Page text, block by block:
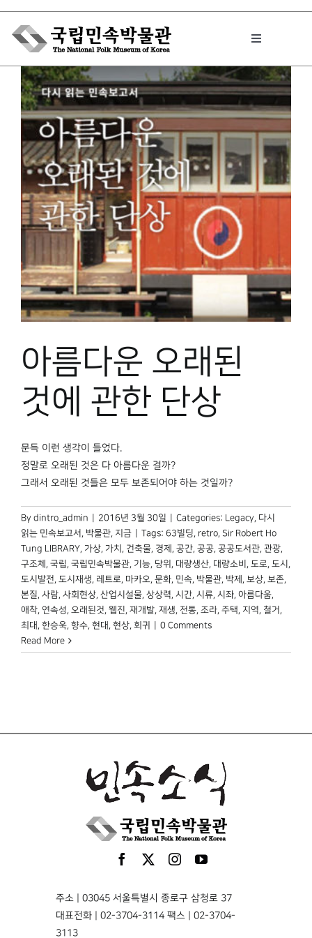
Skip
content
Toggle
박물관에서는
민속이야기
민속 인사이드
원문보기 PDF
박물관 홈페이지
아름다운 오래된
것에 관한 단상
문득 이런 생각이 들었다.
정말로 오래된 것은 다 아름다운 걸까?
그래서 오래된 것들은 모두 보존되어야 하는 것일까?
By dintro_admin 2016년 3월 30일 Categories: Legacy, 다시
읽는 민속보고서 , 박물관, 지금 Tags: 63빌딩, retro, Sir Robert Ho
Tung LIBRARY, 가상, 가치 , 건축물, 경제 , 공간, 공공, 공공도서관, 관광,
구조체 , 국립, 국립민속박물관, 기능, 당위 , 대량생산, 대량소비 , 도로, 도시 ,
도시발전, 도시재생, 레트로, 마카오, 문화, 민속, 박물관, 박제 , 보상, 보존,
본질, 사람, 사회현상, 산업시설물, 상상력, 시간, 시류, 시좌, 아름다움,
애착, 연속성, 오래된것, 웹진, 재개발, 재생, 전통, 조라, 주택, 지역, 철거 ,
최대 , 한승욱, 향수, 현대 , 현상, 회귀
0 Comments
Read More
주소 | 03045 서울특별시 종로구 삼청로 37
대표전화 | 02-3704-3114 팩스 | 02-3704-
3113